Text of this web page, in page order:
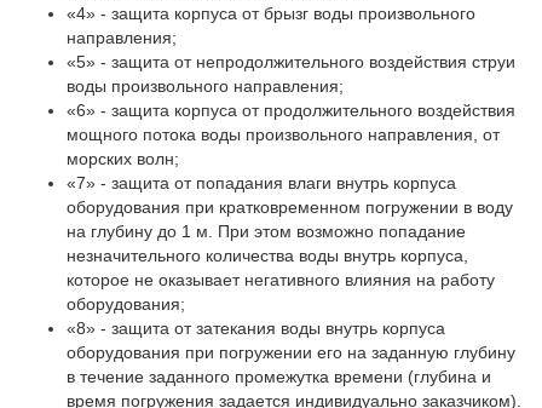
«4» - защита корпуса от брызг воды произвольного
направления;
«5» - защита от непродолжительного воздействия струи
воды произвольного направления;
«6» - защита корпуса от продолжительного воздействия
мощного потока воды произвольного направления, от
морских волн;
«7» - защита от попадания влаги внутрь корпуса
оборудования при кратковременном погружении в воду
на глубину до 1 м. При этом возможно попадание
незначительного количества воды внутрь корпуса,
которое не оказывает негативного влияния на работу
оборудования;
«8» - защита от затекания воды внутрь корпуса
оборудования при погружении его на заданную глубину
в течение заданного промежутка времени (глубина и
время погружения задается индивидуально заказчиком).